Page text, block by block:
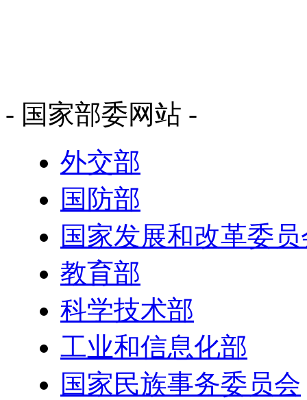
- 国家部委网站 -
外交部
国防部
国家发展和改革委
教育部
科学技术部
工业和信息化部
国家民族事务委员会